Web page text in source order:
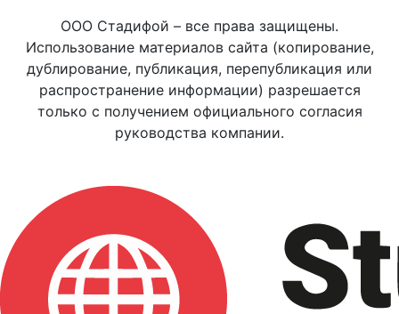
ООО Стадифой – все права защищены.
Использование материалов сайта (копирование,
дублирование, публикация, перепубликация или
распространение информации) разрешается
только с получением официального согласия
руководства компании.